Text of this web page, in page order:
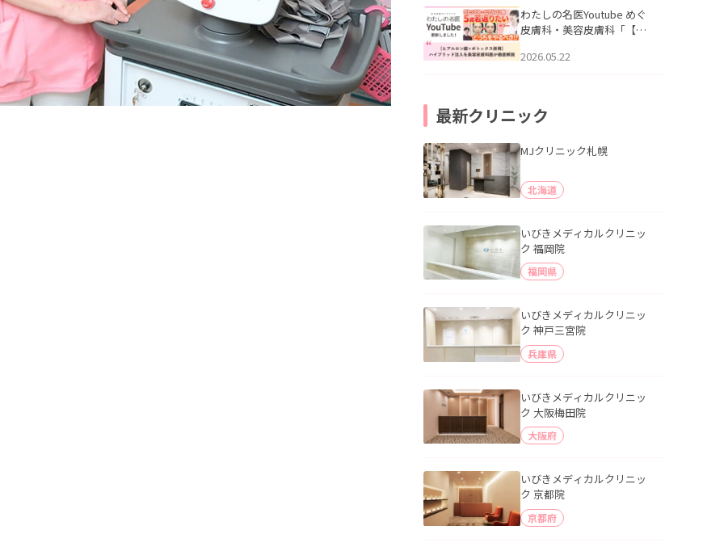
た。
わたしの名医Youtube めぐ
皮膚科・美容皮膚科「【ヒ
用】ハイブリッド注入を美
2026.05.22
最新クリニック
MJクリニック札幌
北海道
いびきメディカルクリニッ
ク 福岡院
福岡県
いびきメディカルクリニッ
ク 神戸三宮院
兵庫県
いびきメディカルクリニッ
ク 大阪梅田院
大阪府
いびきメディカルクリニッ
ク 京都院
京都府